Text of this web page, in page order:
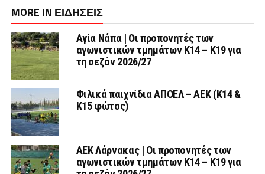
MORE IN ΕΙΔΗΣΕΙΣ
Αγία Νάπα | Οι προπονητές των
αγωνιστικών τμημάτων Κ14 – Κ19 για
τη σεζόν 2026/27
Φιλικά παιχνίδια ΑΠΟΕΛ – ΑΕΚ (Κ14 &
Κ15 φώτος)
AEK Λάρνακας | Οι προπονητές των
αγωνιστικών τμημάτων Κ14 – Κ19 για